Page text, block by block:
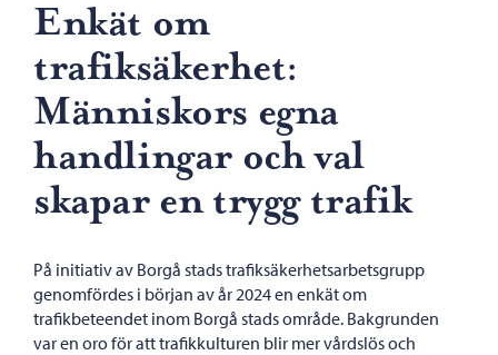
Enkät om
trafiksäkerhet:
Människors egna
handlingar och val
skapar en trygg trafik
På initiativ av Borgå stads trafiksäkerhetsarbetsgrupp
genomfördes i början av år 2024 en enkät om
trafikbeteendet inom Borgå stads område. Bakgrunden
var en oro för att trafikkulturen blir mer vårdslös och